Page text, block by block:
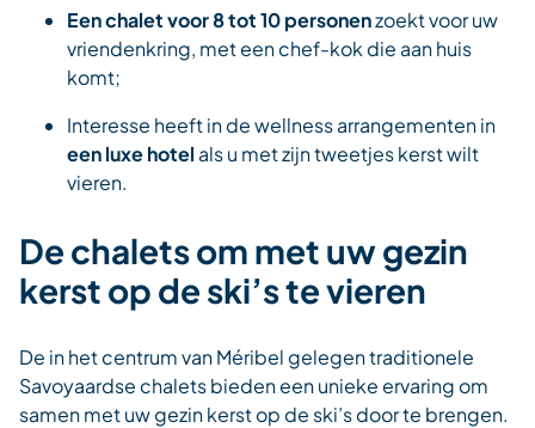
Een chalet voor 8 tot 10 personenzoekt voor uw
vriendenkring, met een chef-kok die aan huis
komt;
Interesse heeft in de wellness arrangementen in
een luxe hotel als u met zijn tweetjes kerst wilt
vieren.
De chalets om met uw gezin
kerst op de ski’s te vieren
De in het centrum van Méribel gelegen traditionele
Savoyaardse chalets bieden een unieke ervaring om
samen met uw gezin kerst op de ski’s door te brengen.